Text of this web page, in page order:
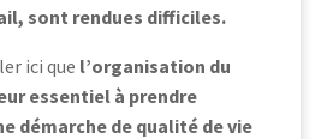
sont rendues difficiles.
ici que l’organisation du
essentiel à prendre
démarche de qualité de vie